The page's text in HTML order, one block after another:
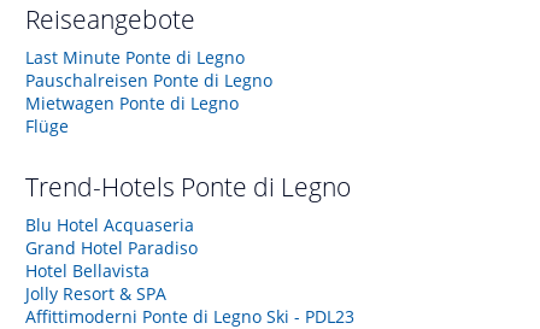
Reiseangebote
Last Minute Ponte di Legno
Pauschalreisen Ponte di Legno
Mietwagen Ponte di Legno
Flüge
Trend-Hotels Ponte di Legno
Blu Hotel Acquaseria
Grand Hotel Paradiso
Hotel Bellavista
Jolly Resort & SPA
Affittimoderni Ponte di Legno Ski - PDL23